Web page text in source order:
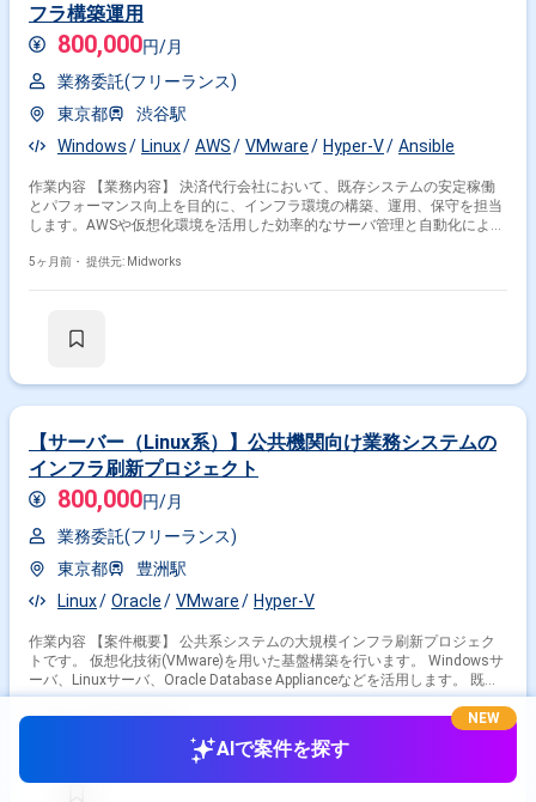
フラ構築運用
800,000円/月
業務委託(フリーランス)
東京都
渋谷駅
Windows
Linux AWS VMware Hyper-V Ansible
作業内容 【業務内容】 決済代行会社において、既存システムの安定稼働
とパフォーマンス向上を目的に、インフラ環境の構築、運用、保守を担当
します。AWSや仮想化環境を活用した効率的なサーバ管理と自動化による
動化スクリプト作成・実行 ・AWS環境（EC2、RDS等）の構築、運用、保
5ヶ月前・ 提供元: Midworks
【サーバー（Linux系）】公共機関向け業務システムの
インフラ刷新プロジェクト
800,000円/月
業務委託(フリーランス)
東京都
豊洲駅
Linux
Oracle VMware Hyper-V
作業内容 【案件概要】 公共系システムの大規模インフラ刷新プロジェク
トです。 仮想化技術(VMware)を用いた基盤構築を行います。 Windowsサ
ーバ、Linuxサーバ、Oracle Database Applianceなどを活用します。 既存
システムからのデータ移行も含まれます。 高可用性かつ安定したシステム
運用を実現することが目的です。 【作業内容】 ・Oracle Database
Applianceを用いたデータベース設計 ・VMware vSphereまたはHyper-Vに
よる仮想化環境の設計・構築 ・Linuxサーバのパラメータ設計と構築 ・
4ヶ月前・提供元: Midworks
AIで案件を探す
NEW